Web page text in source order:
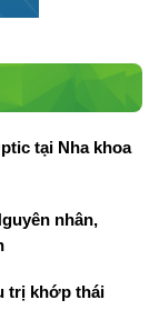
tại Nha khoa
nhân,
trị khớp thái